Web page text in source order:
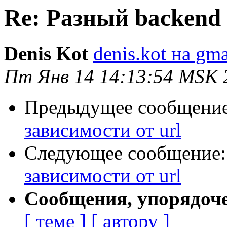
Re: Разный
Denis Kot denis.kot на
Пт Янв 14 14:13:54 MSK
Предыдущее
зависимости от url
Следующее
зависимости от url
Сообщения,
[ теме ] [ автору ]